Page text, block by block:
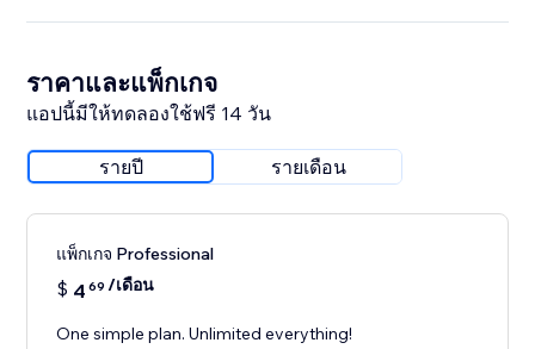
ราคาและแพ็กเกจ
แอปนี้มีให้ทดลองใช้ฟรี 14 วัน
รายปี รายเดือน
แพ็กเกจ Professional
$ 4 69 /เดือน
One simple plan. Unlimited everything!